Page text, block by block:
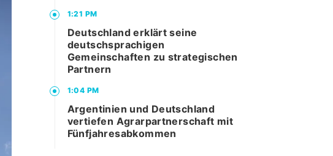
1:21 PM
Deutschland erklärt seine
deutschsprachigen
Gemeinschaften zu strategischen
Partnern
1:04 PM
Argentinien und Deutschland
vertiefen Agrarpartnerschaft mit
Fünfjahresabkommen